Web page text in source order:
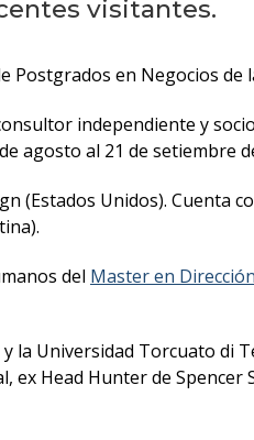
visitantes.
Postgrados en Negocios de
independiente y
agosto al 21 de setiembre
(Estados Unidos). Cuenta
del Master en
Universidad Torcuato di
ex Head Hunter de